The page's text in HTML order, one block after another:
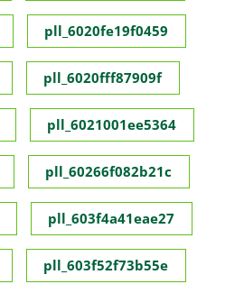
pll_6020fe19f0459
pll_6020fff87909f
pll_6021001ee5364
pll_60266f082b21c
pll_603f4a41eae27
pll_603f52f73b55e